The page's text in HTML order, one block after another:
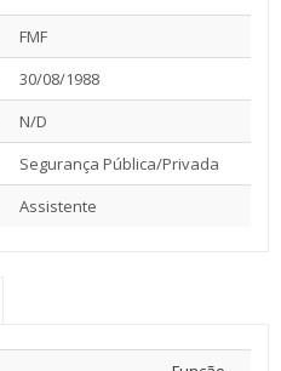
FMF
30/08/1988
N/D
Segurança Pública/Privada
Assistente